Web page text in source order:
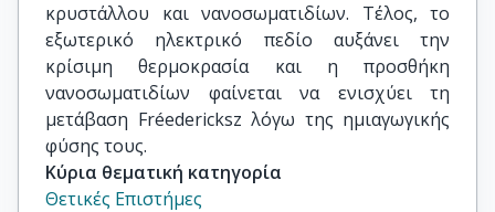
κρυστάλλου και νανοσωματιδίων. Τέλος, το
εξωτερικό ηλεκτρικό πεδίο αυξάνει την
κρίσιμη θερμοκρασία και η προσθήκη
νανοσωματιδίων φαίνεται να ενισχύει τη
μετάβαση Fréedericksz λόγω της ημιαγωγικής
φύσης τους.
Κύρια θεματική κατηγορία
Θετικές Επιστήμες